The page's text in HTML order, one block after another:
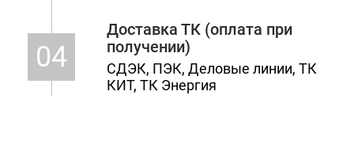
04
Доставка ТК (оплата при
получении)
СДЭК, ПЭК, Деловые линии, ТК
КИТ, ТК Энергия